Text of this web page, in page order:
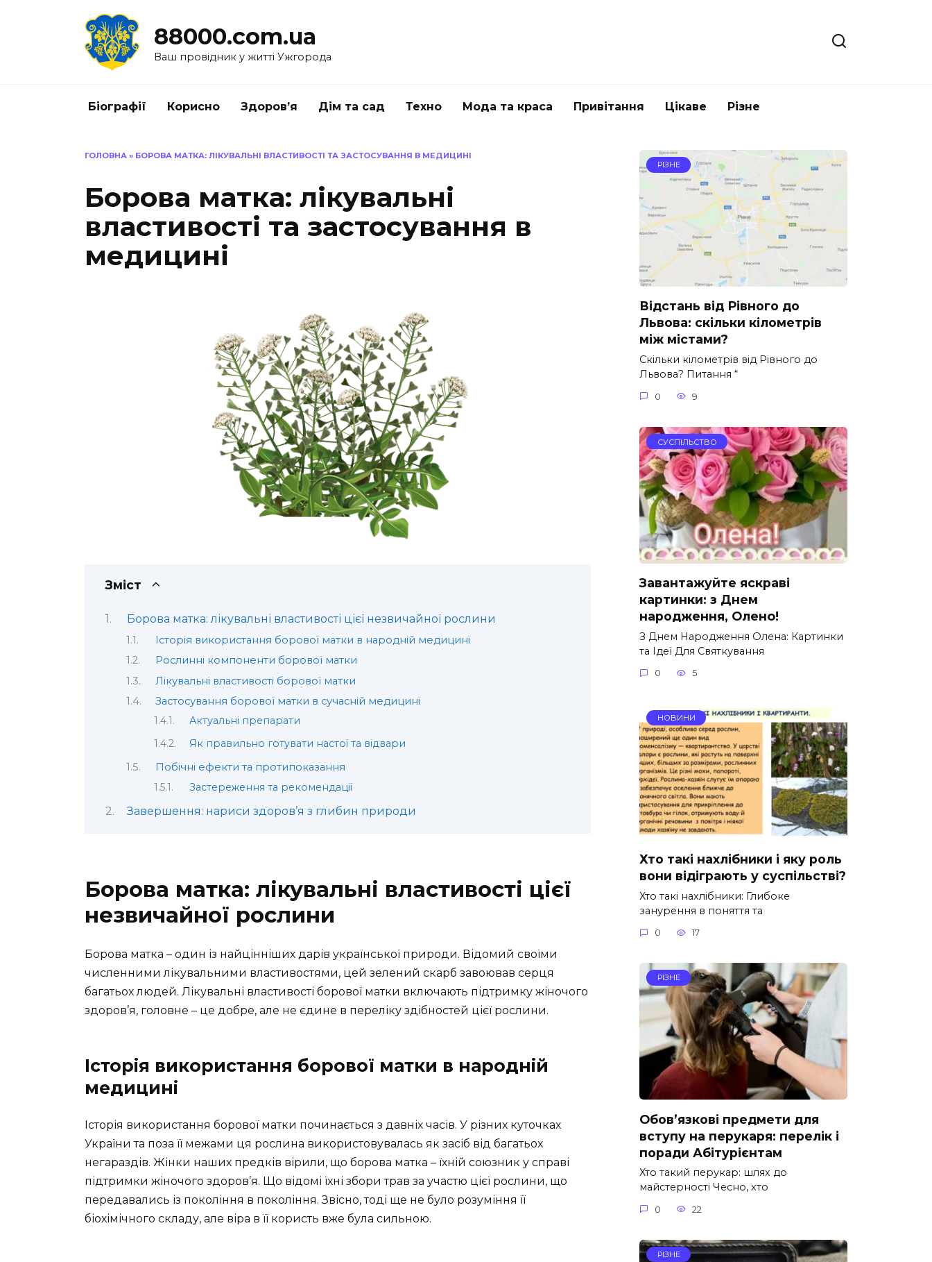
88000.com.ua
Ваш провідник у житті Ужгорода
Біографії Корисно Здоров’я Дім та сад Техно Мода та краса Привітання Цікаве Різне
ГОЛОВНА » БОРОВА МАТКА: ЛІКУВАЛЬНІ ВЛАСТИВОСТІ ТА ЗАСТОСУВАННЯ В МЕДИЦИНІ
Борова матка: лікувальні
властивості та застосування в
медицині
Зміст
Борова матка: лікувальні властивості цієї незвичайної рослини
Історія використання борової матки в народній медицині
Рослинні компоненти борової матки
Лікувальні властивості борової матки
Застосування борової матки в сучасній медицині
Актуальні препарати
Як правильно готувати настої та відвари
Побічні ефекти та протипоказання
Застереження та рекомендації
Завершення: нариси здоров’я з глибин природи
Борова матка: лікувальні властивості цієї
незвичайної рослини
Борова матка – один із найцінніших дарів української природи. Відомий своїми
численними лікувальними властивостями, цей зелений скарб завоював серця
багатьох людей. Лікувальні властивості борової матки включають підтримку жіночого
здоров’я, головне – це добре, але не єдине в переліку здібностей цієї рослини.
Історія використання борової матки в народній
медицині
Історія використання борової матки починається з давніх часів. У різних куточках
України та поза її межами ця рослина використовувалась як засіб від багатьох
негараздів. Жінки наших предків вірили, що борова матка – їхній союзник у справі
підтримки жіночого здоров’я. Що відомі їхні збори трав за участю цієї рослини, що
передавались із покоління в покоління. Звісно, тоді ще не було розуміння її
біохімічного складу, але віра в її користь вже була сильною.
РІЗНЕ
Відстань від Рівного до
Львова: скільки кілометрів
між містами?
Скільки кілометрів від Рівного до
Львова? Питання “
0 9
СУСПІЛЬСТВО
Завантажуйте яскраві
картинки: з Днем
народження, Оленo!
З Днем Народження Олена: Картинки
та Ідеї Для Святкування
0 5
НОВИНИ
Хто такі нахлібники і яку роль
вони відіграють у суспільстві?
Хто такі нахлібники: Глибоке
занурення в поняття та
0 17
РІЗНЕ
Обов’язкові предмети для
вступу на перукаря: перелік і
поради Абітурієнтам
Хто такий перукар: шлях до
майстерності Чесно, хто
0 22
РІЗНЕ